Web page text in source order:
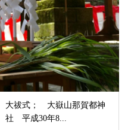
大祓式； 大嶽山那賀都神
社 平成30年8...